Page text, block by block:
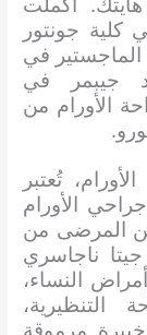
أكملت
كلية جونتور
في
جيبمر في
الأورام من
تُعتبر
الأورام
المرضى من
ناجاسري
النساء،
التنظيرية،